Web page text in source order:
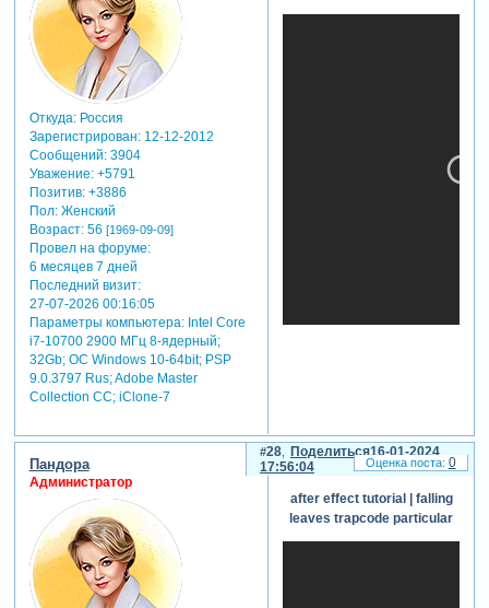
Откуда:Россия
Зарегистрирован: 12-12-2012
Сообщений:3904
Уважение: +5791
Позитив: +3886
Пол:Женский
Возраст:56 [1969-09-09]
Провел на форуме:
6 месяцев 7 дней
Последний визит:
27-07-2026 00:16:05
Параметры компьютера:Intel Core
i7-10700 2900 МГц 8-ядерный;
32Gb; ОС Windows 10-64bit; PSP
9.0.3797 Rus; Adobe Master
Collection СС; iClone-7
Поделиться
28
16-01-2024
17:56:04
Пандора
Администратор
after effect tutorial | falling
leaves trapcode particular
0